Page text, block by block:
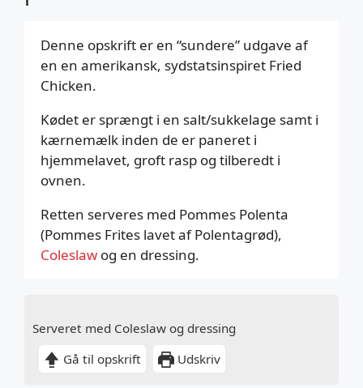
Serveret med Coleslaw og dressing
Gå til opskrift
Udskriv
Denne opskrift er en “sundere” udgave af
en en amerikansk, sydstatsinspiret Fried
Chicken.
Kødet er sprængt i en salt/sukkelage samt i
kærnemælk inden de er paneret i
hjemmelavet, groft rasp og tilberedt i
ovnen.
Retten serveres med Pommes Polenta
(Pommes Frites lavet af Polentagrød),
Coleslaw og en dressing.